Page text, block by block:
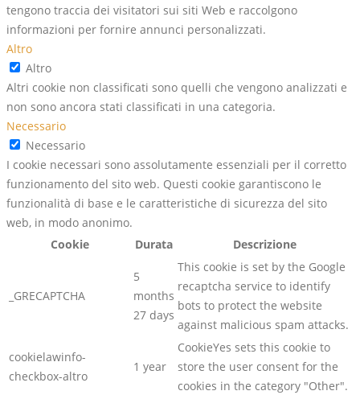
tengono traccia dei visitatori sui siti Web e raccolgono
informazioni per fornire annunci personalizzati.
Altro
Altro
Altri cookie non classificati sono quelli che vengono analizzati e
non sono ancora stati classificati in una categoria.
Necessario
Necessario
I cookie necessari sono assolutamente essenziali per il corretto
funzionamento del sito web. Questi cookie garantiscono le
funzionalità di base e le caratteristiche di sicurezza del sito
web, in modo anonimo.
Cookie
Durata Descrizione
_GRECAPTCHA
5
months
27 days
This cookie is set by the Google
recaptcha service to identify
bots to protect the website
against malicious spam attacks.
cookielawinfo-
checkbox-altro
1 year
CookieYes sets this cookie to
store the user consent for the
cookies in the category "Other".